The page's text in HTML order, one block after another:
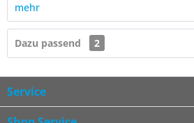
mehr
Dazu passend 2
Service